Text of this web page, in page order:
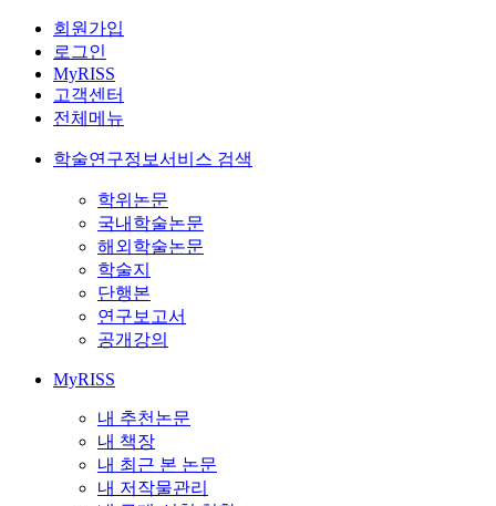
회원가입
로그인
MyRISS
고객센터
전체메뉴
학술연구정보서비스 검색
학위논문
국내학술논문
해외학술논문
학술지
단행본
연구보고서
공개강의
MyRISS
내 추천논문
내 책장
내 최근 본 논문
내 저작물관리